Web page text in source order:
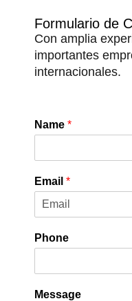
Formulario de
Con amplia
importantes
internacionales.
Name *
Email *
Phone
Message